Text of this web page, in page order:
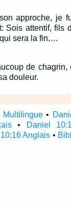
approche, je
Sois attentif, fils
sera la fin.…
de chagrin,
douleur.
Multilingue•
•
Daniel
Anglais •